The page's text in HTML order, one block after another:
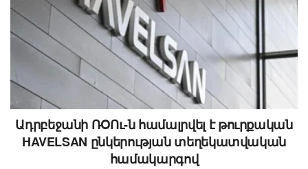
Ադրբեջանի ՌՕՈւ-ն համալրվել է թուրքական
HAVELSAN ընկերության տեղեկատվական
համակարգով